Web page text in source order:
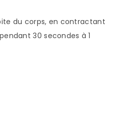
du corps, en contractant
30 secondes à 1